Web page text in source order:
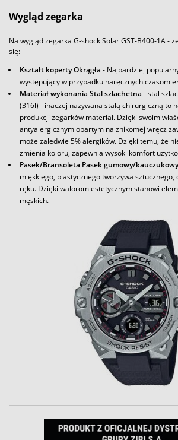
Wygląd zegarka
Na wygląd zegarka G-shock Solar GST-B400-1A -
się:
Kształt koperty Okrągła - Najbardziej
występujący w przypadku naręcznych
Materiał wykonania Stal szlachetna - stal
(316l) - inaczej nazywana stalą chirurgiczną to
produkcji zegarków materiał. Dzięki swoim
antyalergicznym opartym na znikomej wręcz
może zaledwie 5% alergików. Dzięki temu, że
zmienia koloru, zapewnia wysoki komfort
Pasek/Bransoleta Pasek gumowy/kauczukowy
miękkiego, plastycznego tworzywa sztucznego,
ręku. Dzięki walorom estetycznym stanowi
męskich.